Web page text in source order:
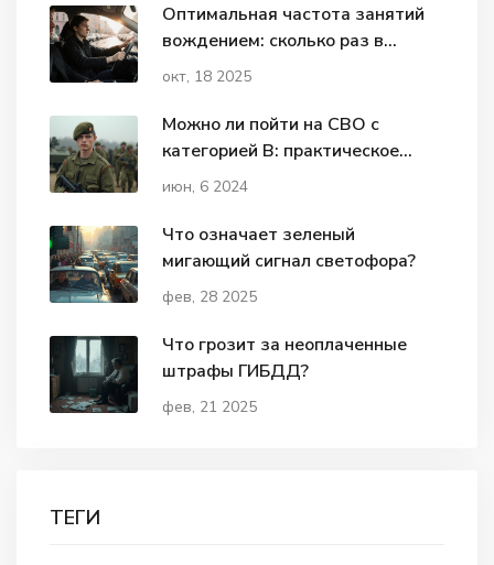
Оптимальная частота занятий
вождением: сколько раз в
неделю?
окт, 18 2025
Можно ли пойти на СВО с
категорией В: практическое
руководство
июн, 6 2024
Что означает зеленый
мигающий сигнал светофора?
фев, 28 2025
Что грозит за неоплаченные
штрафы ГИБДД?
фев, 21 2025
ТЕГИ